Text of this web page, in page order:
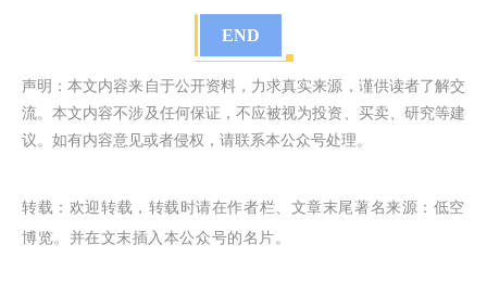
END
声明：本文内容来自于公开资料，力求真实来源，谨供读者了解交
流。本文内容不涉及任何保证，不应被视为投资、买卖、研究等建
议。如有内容意见或者侵权，请联系本公众号处理。
转载： 欢迎转载，转载时请在作者栏、文章末尾著名来源：低空
博览。并在文末插入本公众号的名片。